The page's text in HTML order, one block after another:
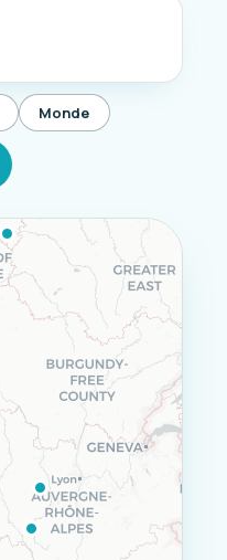
Monde